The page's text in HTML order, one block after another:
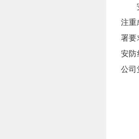
安
注重
署要
安防
公司